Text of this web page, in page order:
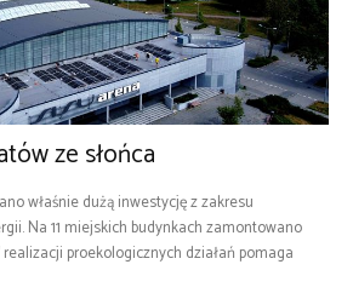
ze słońca
właśnie dużą inwestycję z zakresu
Na 11 miejskich budynkach zamontowano
proekologicznych działań pomaga